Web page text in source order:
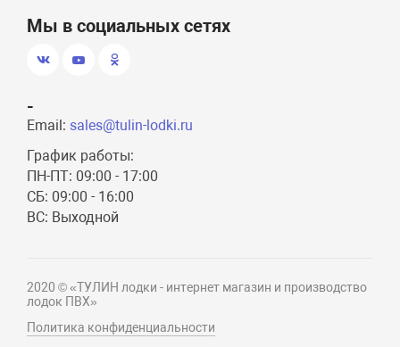
Мы в социальных сетях
-
Email: sales@tulin-lodki.ru
График работы:
ПН-ПТ: 09:00 - 17:00
СБ: 09:00 - 16:00
ВС: Выходной
2020 © «ТУЛИН лодки - интернет магазин и производство
лодок ПВХ»
Политика конфиденциальности